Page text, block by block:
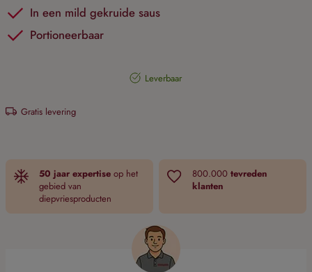
In een mild gekruide saus
Portioneerbaar
Leverbaar
Gratis levering
50 jaar expertise op het
gebied van
diepvriesproducten
800.000 tevreden
klanten